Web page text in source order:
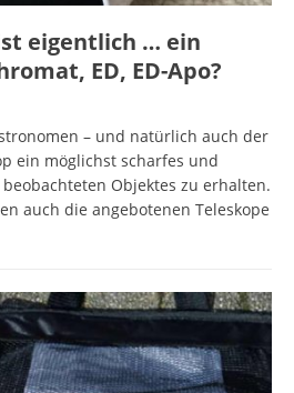
eigentlich … ein
ED, ED-Apo?
– und natürlich auch der
ein möglichst scharfes und
Objektes zu erhalten.
auch die angebotenen Teleskope